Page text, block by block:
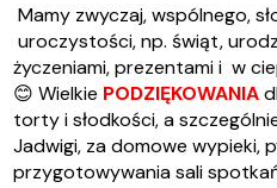
Mamy zwyczaj, wspólnego,
uroczystości, np. świąt,
życzeniami, prezentami i w
😊 Wielkie PODZIĘKOWANIA
torty i słodkości, a
Jadwigi, za domowe wypieki,
przygotowywania sali